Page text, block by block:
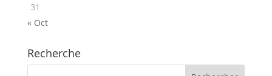
31
« Oct
Recherche